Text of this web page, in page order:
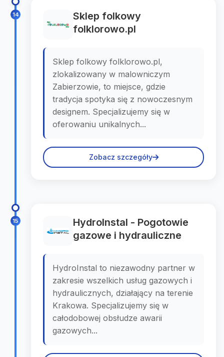
14
Sklep folkowy
folklorowo.pl
Sklep folkowy folklorowo.pl,
zlokalizowany w malowniczym
Zabierzowie, to miejsce, gdzie
tradycja spotyka się z nowoczesnym
designem. Specjalizujemy się w
oferowaniu unikalnych...
Zobacz szczegóły
15
HydroInstal - Pogotowie
gazowe i hydrauliczne
HydroInstal to niezawodny partner w
zakresie wszelkich usług gazowych i
hydraulicznych, działający na terenie
Krakowa. Specjalizujemy się w
całodobowej obsłudze awarii
gazowych...